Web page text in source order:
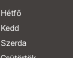
Hétfő
Kedd
Szerda